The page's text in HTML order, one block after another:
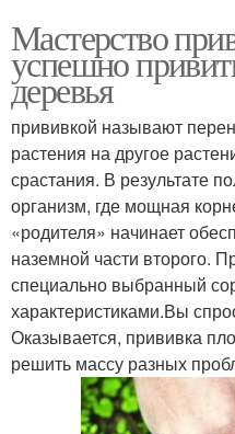
Мастерство
успешно
деревья
прививкой называют
растения на другое
срастания. В результате
организм, где мощная
«родителя» начинает
наземной части второго.
специально выбранный
характеристиками.Вы
Оказывается, прививка
решить массу разных